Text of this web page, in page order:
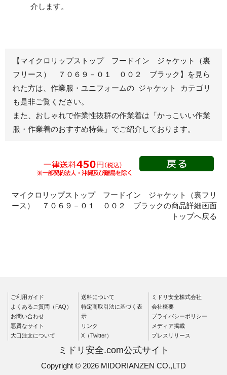
ブルゾン
春夏半袖
ジャンパー
秋冬長袖
春夏半袖
スモック
春夏半袖
ア
シャツ
食品産業用
クリーンウェ
介します。
【マイクロリップストップ フードイン ジャケット（裏
フリース） ７０６９－０１ ００２ ブラック】を見ら
れた方は、作業服・ユニフォームの ジャケット カテゴリ
も是非ご覧ください。
また、おしゃれで作業性抜群の作業着は 「かっこいい作業
服・作業着のおすすめ特集」 でご紹介しております。
マイクロリップストップ フードイン ジャケット（裏フリ
ース） ７０６９－０１ ００２ ブラックの商品詳細画面
トップへ戻る
ご利用ガイド
よくあるご質問（FAQ）
お問い合わせ
悪質なサイト
大口注文について
送料について
特定商取引法に基づく表
示
リンク
X（Twitter）
ミドリ安全株式会社
会社概要
プライバシーポリシー
メディア掲載
プレスリリース
ミドリ安全.com公式サイト
Copyright © 2026 MIDORIANZEN CO.,LTD